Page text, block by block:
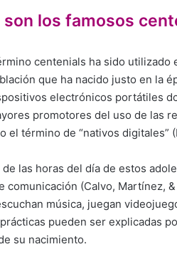
son los famosos
centenials ha sido utilizado
que ha nacido justo en la
electrónicos portátiles
promotores del uso de las
el término de “nativos digitales”
de las horas del día de estos
comunicación (Calvo, Martínez,
música, juegan
pueden ser explicadas
su nacimiento.